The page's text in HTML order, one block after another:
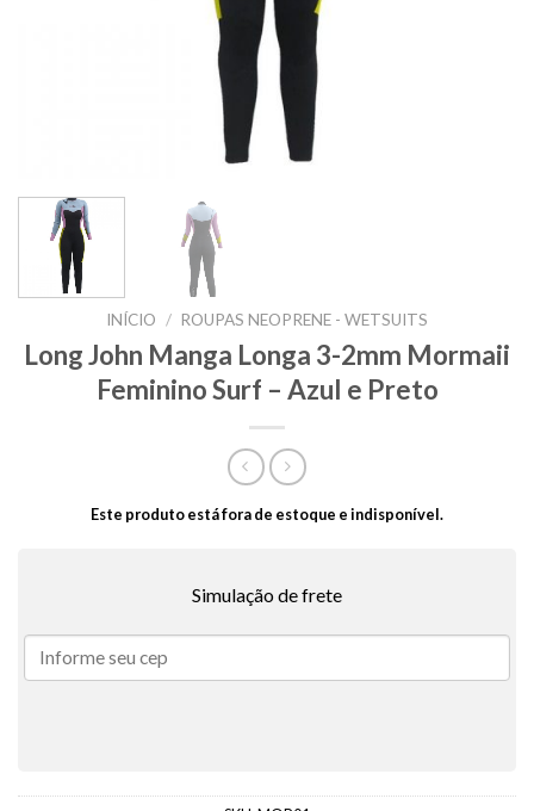
INÍCIO / ROUPAS NEOPRENE - WETSUITS
Long John Manga Longa 3-2mm Mormaii
Feminino Surf – Azul e Preto
Este produto está fora de estoque e indisponível.
Simulação de frete